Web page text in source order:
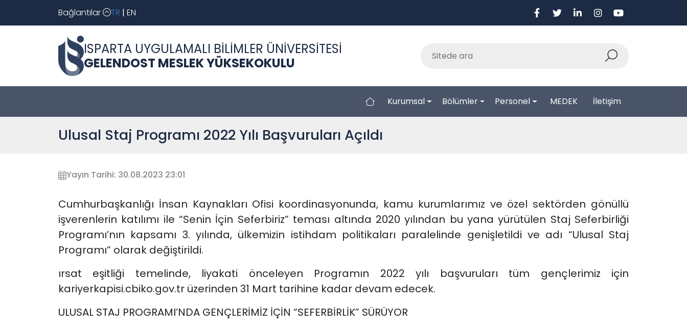
Bağlantılar TR | EN
ISPARTA UYGULAMALI BİLİMLER ÜNİVERSİTESİ
GELENDOST MESLEK YÜKSEKOKULU
Kurumsal Bölümler Personel MEDEK İletişim
Ulusal Staj Programı 2022 Yılı Başvuruları Açıldı
Yayın Tarihi: 30.08.2023 23:01
Cumhurbaşkanlığı İnsan Kaynakları Ofisi koordinasyonunda, kamu kurumlarımız ve özel sektörden gönüllü
işverenlerin katılımı ile “Senin İçin Seferbiriz” teması altında 2020 yılından bu yana yürütülen Staj Seferbirliği
Programı’nın kapsamı 3. yılında, ülkemizin istihdam politikaları paralelinde genişletildi ve adı “Ulusal Staj
Programı” olarak değiştirildi.
ırsat eşitliği temelinde, liyakati önceleyen Programın 2022 yılı başvuruları tüm gençlerimiz için
kariyerkapisi.cbiko.gov.tr üzerinden 31 Mart tarihine kadar devam edecek.
ULUSAL STAJ PROGRAMI’NDA GENÇLERİMİZ İÇİN “SEFERBİRLİK” SÜRÜYOR